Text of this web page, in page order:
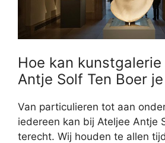
Hoe kan
Antje Solf Ten Boer
Van particulieren tot aan
iedereen kan bij Ateljee Antje
terecht. Wij houden te allen